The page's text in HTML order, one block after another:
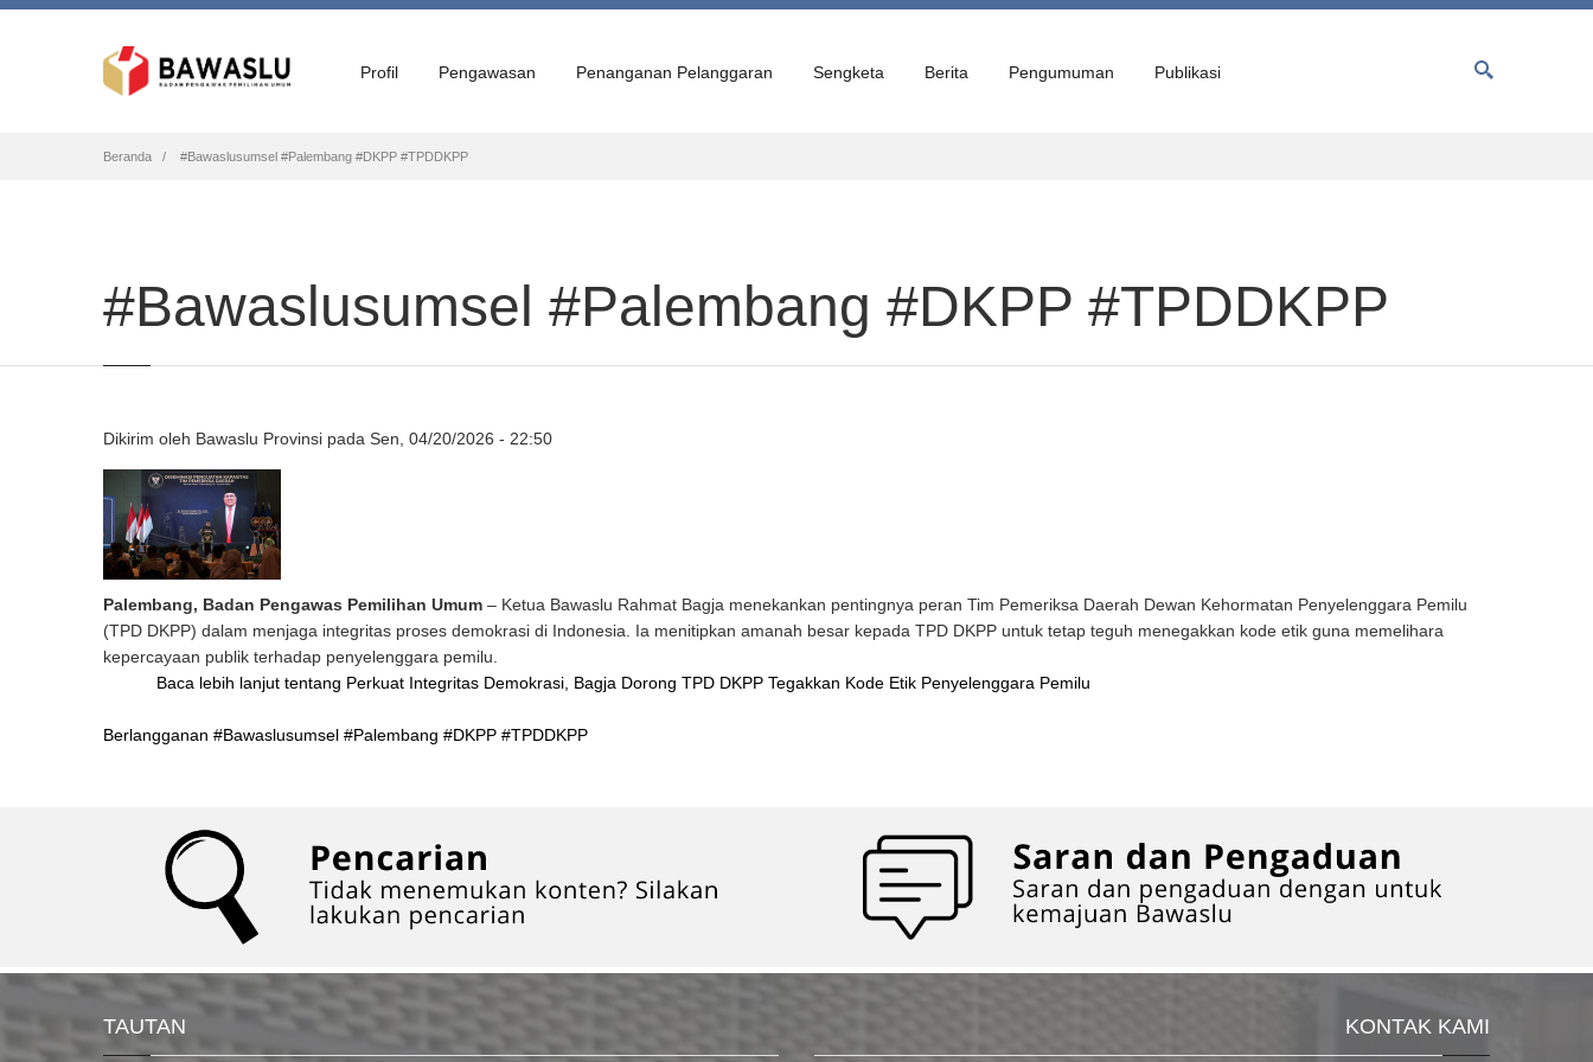
Profil Pengawasan Penanganan Pelanggaran Sengketa Berita Pengumuman Publikasi
Breadcrumb
Beranda #Bawaslusumsel #Palembang #DKPP #TPDDKPP
#Bawaslusumsel #Palembang #DKPP #TPDDKPP
Dikirim oleh Bawaslu Provinsi pada Sen, 04/20/2026 - 22:50
Palembang, Badan Pengawas Pemilihan Umum – Ketua Bawaslu Rahmat Bagja menekankan pentingnya peran Tim Pemeriksa Daerah Dewan Kehormatan Penyelenggara Pemilu
(TPD DKPP) dalam menjaga integritas proses demokrasi di Indonesia. Ia menitipkan amanah besar kepada TPD DKPP untuk tetap teguh menegakkan kode etik guna memelihara
kepercayaan publik terhadap penyelenggara pemilu.
Baca lebih lanjut tentang Perkuat Integritas Demokrasi, Bagja Dorong TPD DKPP Tegakkan Kode Etik Penyelenggara Pemilu
Berlangganan #Bawaslusumsel #Palembang #DKPP #TPDDKPP
TAUTAN KONTAK KAMI